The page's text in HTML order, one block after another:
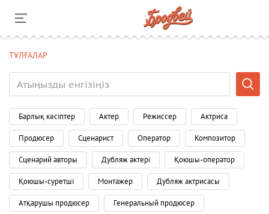
ТҰЛҒАЛАР
Барлық кәсіптер Актер Режиссер Актриса
Продюсер Сценарист Оператор Композитор
Сценарий авторы Дубляж актері Қоюшы-оператор
Қоюшы-суретші Монтажер Дубляж актрисасы
Атқарушы продюсер Генеральный продюсер